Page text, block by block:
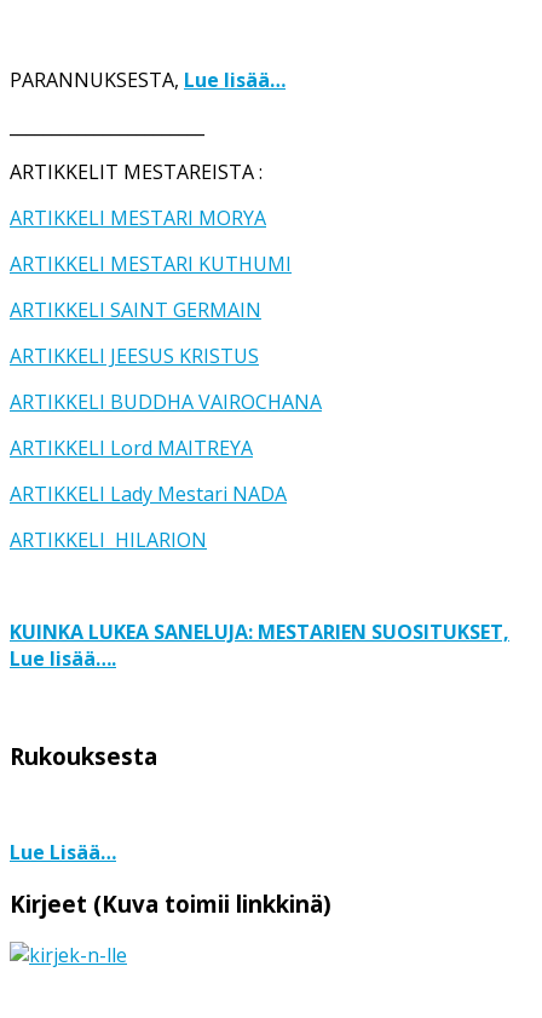
PARANNUKSESTA, Lue lisää…
ARTIKKELIT MESTAREISTA :
ARTIKKELI MESTARI MORYA
ARTIKKELI MESTARI KUTHUMI
ARTIKKELI SAINT GERMAIN
ARTIKKELI JEESUS KRISTUS
ARTIKKELI BUDDHA VAIROCHANA
ARTIKKELI Lord MAITREYA
ARTIKKELI Lady Mestari NADA
ARTIKKELI HILARION
KUINKA LUKEA SANELUJA: MESTARIEN SUOSITUKSET,
Lue lisää….
Rukouksesta
Lue Lisää…
Kirjeet (Kuva toimii linkkinä)